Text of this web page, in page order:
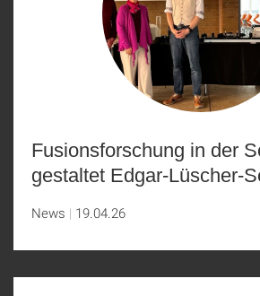
Fusionsforschung in der
gestaltet Edgar-Lüscher-
News 19.04.26